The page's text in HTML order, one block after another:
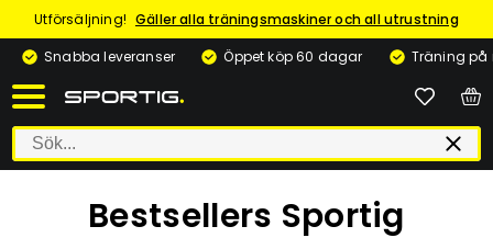
Utförsäljning! Gäller alla träningsmaskiner och all utrustning
Snabba leveranser
Öppet köp 60 dagar Träning på
Bestsellers Sportig